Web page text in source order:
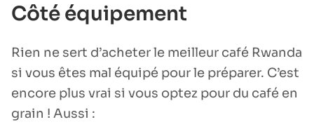
Côté équipement
Rien ne sert d’acheter le meilleur café Rwanda
si vous êtes mal équipé pour le préparer. C’est
encore plus vrai si vous optez pour du café en
grain ! Aussi :